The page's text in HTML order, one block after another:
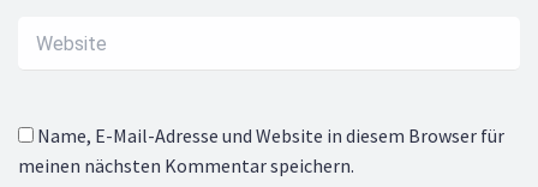
Name, E-Mail-Adresse und Website in diesem Browser für
meinen nächsten Kommentar speichern.